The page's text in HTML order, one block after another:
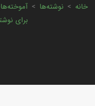
خانه > نوشته‌ها >
برای